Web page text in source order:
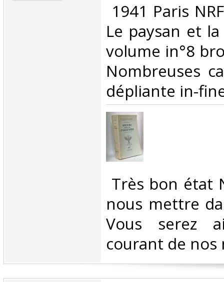
1941 Paris
Le paysan et
volume in°8
Nombreuses
dépliante in-
Très bon état
nous mettre
Vous serez
courant de nos